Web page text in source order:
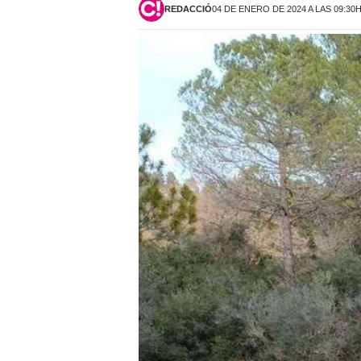
REDACCIÓ04 DE ENERO DE 2024 A LAS 09:30H